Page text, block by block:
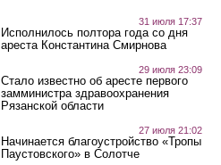
31 июля 17:37
Исполнилось полтора года со дня
ареста Константина Смирнова
29 июля 23:09
Стало известно об аресте первого
замминистра здравоохранения
Рязанской области
27 июля 21:02
Начинается благоустройство «Тропы
Паустовского» в Солотче